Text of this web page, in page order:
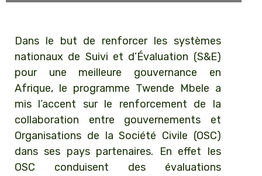
Dans le but de renforcer les systèmes
nationaux de Suivi et d’Évaluation (S&E)
pour une meilleure gouvernance en
Afrique, le programme Twende Mbele a
mis l’accent sur le renforcement de la
collaboration entre gouvernements et
Organisations de la Société Civile (OSC)
dans ses pays partenaires. En effet les
OSC conduisent des évaluations